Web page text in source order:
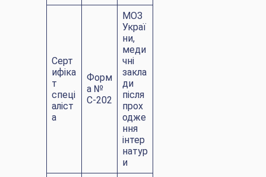
Серт
ифіка
т
спеці
аліст
а
Форм
а №
С-202
МОЗ
Украї
ни,
меди
чні
закла
ди
після
прох
одже
ння
інтер
натур
и